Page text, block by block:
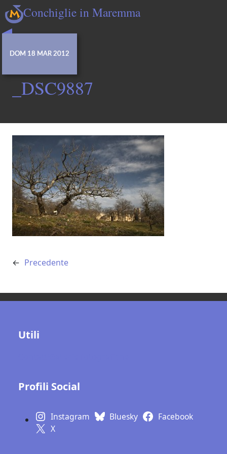
Conchiglie in Maremma
DOM 18 MAR 2012
_DSC9887
← Precedente
Utili
Profili Social
Instagram Bluesky
Facebook
X